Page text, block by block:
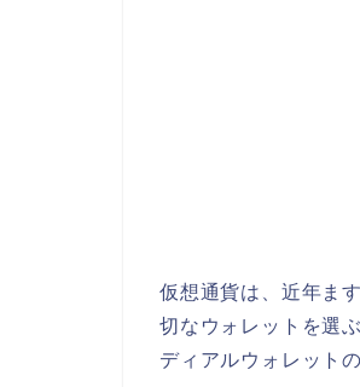
仮想通貨は、近年ま
切なウォレットを選
ディアルウォレット